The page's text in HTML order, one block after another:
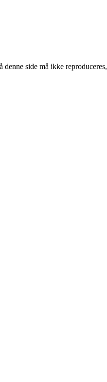
side må ikke reproduceres,